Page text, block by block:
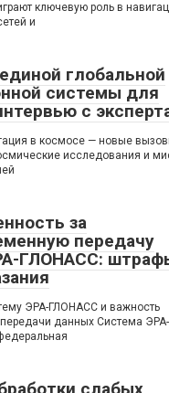
ключевую роль в
и
глобальной
системы для
с
в космосе — новые
исследования и
за
передачу
ГЛОНАСС:
ЭРА-ГЛОНАСС и важность
данных Система ЭРА-